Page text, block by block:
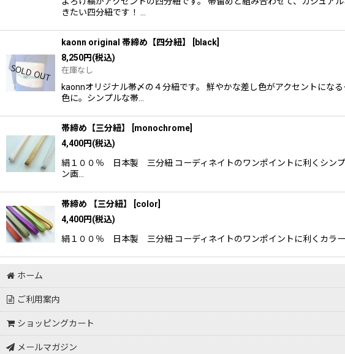
きたい四分紐です！ …
kaonn original 帯締め【四分紐】 black
8,250円(税込)
在庫なし
kaonnオリジナル帯〆の４分紐です。 鮮やかな差し色がアクセントにな
色に。シンプルな帯…
帯締め【三分紐】 monochrome
4,400円(税込)
絹１００％ 日本製 三分紐 コーディネイトのワンポイントに利くシン
ン画…
帯締め 【三分紐】 color
4,400円(税込)
絹１００％ 日本製 三分紐 コーディネイトのワンポイントに利くカラー
ホーム
ご利用案内
ショッピングカート
メールマガジン